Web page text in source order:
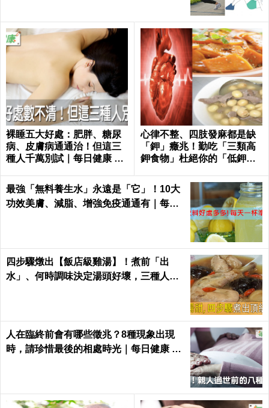
裸睡五大好處：肥胖、糖尿
病、皮膚病通通治！但這三
種人千萬別試｜每日健康 He
心律不整、四肢發麻都是缺
「鉀」癥兆！勤吃「三類高
鉀食物」杜絕你的「低鉀」
最強「無料養生水」永遠是「它」！10大
功效美膚、減脂、增強免疫通通有｜每日
四步驟燉出【飯店級雞湯】！煮前「出
水」、何時調味決定湯頭好壞，三種人不
人在臨終前會有哪些徵兆？8種現象出現
時，請珍惜最後的相處時光｜每日健康 He